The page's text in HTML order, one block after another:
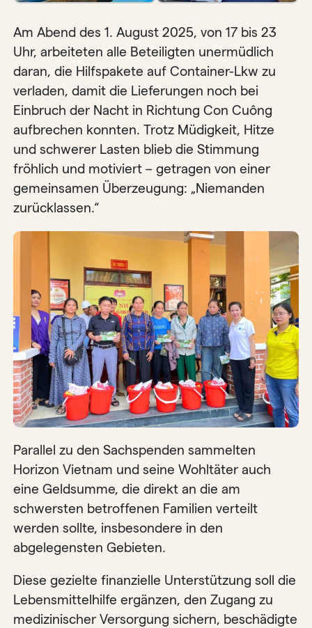
Am Abend des 1. August 2025, von 17 bis 23
Uhr, arbeiteten alle Beteiligten unermüdlich
daran, die Hilfspakete auf Container-Lkw zu
verladen, damit die Lieferungen noch bei
Einbruch der Nacht in Richtung Con Cuông
aufbrechen konnten. Trotz Müdigkeit, Hitze
und schwerer Lasten blieb die Stimmung
fröhlich und motiviert – getragen von einer
gemeinsamen Überzeugung: „Niemanden
zurücklassen.“
Parallel zu den Sachspenden sammelten
Horizon Vietnam und seine Wohltäter auch
eine Geldsumme, die direkt an die am
schwersten betroffenen Familien verteilt
werden sollte, insbesondere in den
abgelegensten Gebieten.
Diese gezielte finanzielle Unterstützung soll die
Lebensmittelhilfe ergänzen, den Zugang zu
medizinischer Versorgung sichern, beschädigte